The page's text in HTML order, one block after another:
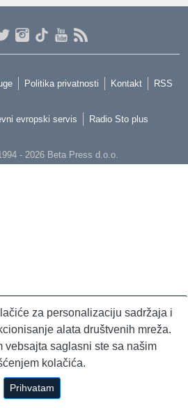
Politika privatnosti Kontakt RSS
evropski servis Radio Sto plus
- 2026 Beta Press d.o.o.
za personalizaciju sadržaja i
alata društvenih mreža.
vebsajta saglasni ste sa našim
kolačića.
Prihvatam